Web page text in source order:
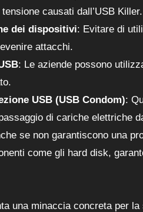
causati dall’USB Killer.
dei dispositivi: Evitare di
attacchi.
: Le aziende possono
USB (USB Condom):
di cariche elettriche
se non garantiscono una
come gli hard disk,
una minaccia concreta per